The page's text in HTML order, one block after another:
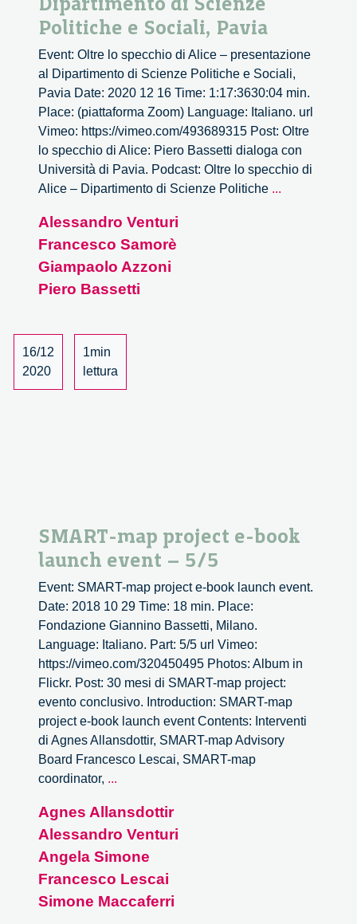
Politiche e Sociali, Pavia
Event: Oltre lo specchio di Alice – presentazione
al Dipartimento di Scienze Politiche e Sociali,
Pavia Date: 2020 12 16 Time: 1:17:3630:04 min.
Place: (piattaforma Zoom) Language: Italiano. url
Vimeo: https://vimeo.com/493689315 Post: Oltre
lo specchio di Alice: Piero Bassetti dialoga con
Università di Pavia. Podcast: Oltre lo specchio di
Alice – Dipartimento di Scienze Politiche ...
Alessandro Venturi
Francesco Samorè
Giampaolo Azzoni
Piero Bassetti
16/12
2020
1min
lettura
SMART-map project e-book
launch event – 5/5
Event: SMART-map project e-book launch event.
Date: 2018 10 29 Time: 18 min. Place:
Fondazione Giannino Bassetti, Milano.
Language: Italiano. Part: 5/5 url Vimeo:
https://vimeo.com/320450495 Photos: Album in
Flickr. Post: 30 mesi di SMART-map project:
evento conclusivo. Introduction: SMART-map
project e-book launch event Contents: Interventi
di Agnes Allansdottir, SMART-map Advisory
Board Francesco Lescai, SMART-map
coordinator, ...
project
e-
book
launch
Agnes Allansdottir
Alessandro Venturi
Angela Simone
Francesco Lescai
Simone Maccaferri